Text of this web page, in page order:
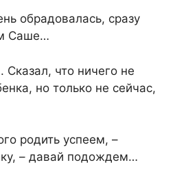
обрадовалась, сразу
Саше…
Сказал, что ничего не
но только не сейчас,
родить успеем, –
– давай подождем…